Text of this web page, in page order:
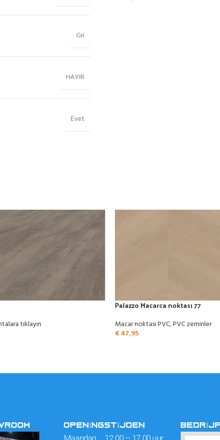
Gri
HAYIR
Evet
tıklayın
Palazzo Macarca noktası 77
Macar noktası PVC,PVC zeminler
€47,95
OPENINGSTIJDEN
Maandag 12.00 – 17.00 uur